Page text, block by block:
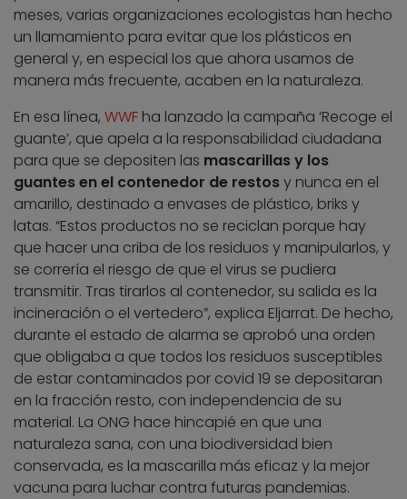
meses, varias organizaciones ecologistas han hecho
un llamamiento para evitar que los plásticos en
general y, en especial los que ahora usamos de
manera más frecuente, acaben en la naturaleza.
En esa línea, WWF ha lanzado la campaña ‘Recoge el
guante’, que apela a la responsabilidad ciudadana
para que se depositen las mascarillas y los
guantes en el contenedor de restosy nunca en el
amarillo, destinado a envases de plástico, briks y
latas. “Estos productos no se reciclan porque hay
que hacer una criba de los residuos y manipularlos, y
se correría el riesgo de que el virus se pudiera
transmitir. Tras tirarlos al contenedor, su salida es la
incineración o el vertedero”, explica Eljarrat. De hecho,
durante el estado de alarma se aprobó una orden
que obligaba a que todos los residuos susceptibles
de estar contaminados por covid 19 se depositaran
en la fracción resto, con independencia de su
material. La ONG hace hincapié en que una
naturaleza sana, con una biodiversidad bien
conservada, es la mascarilla más eficaz y la mejor
vacuna para luchar contra futuras pandemias.